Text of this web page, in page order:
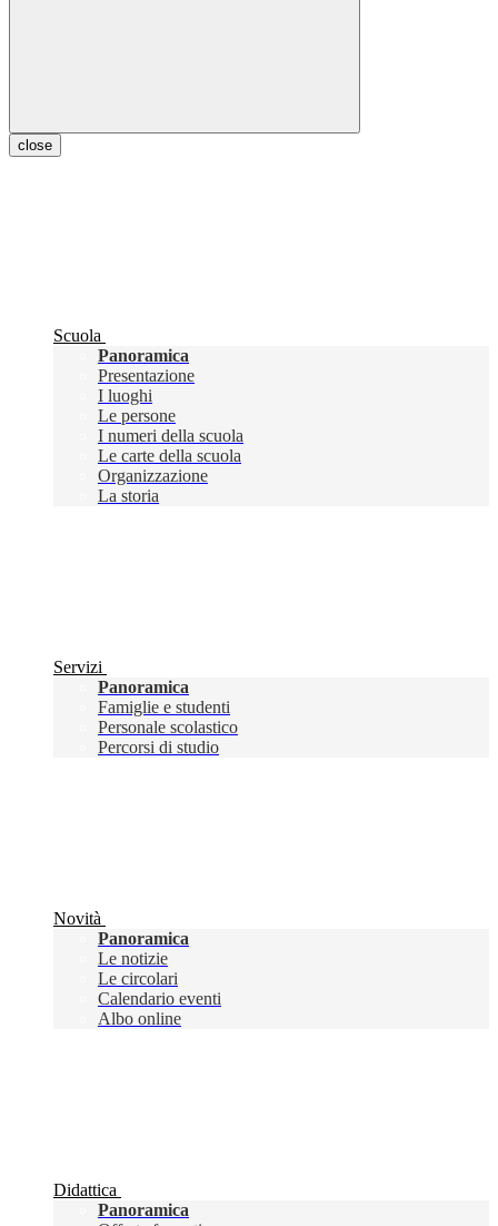
close
Scuola
Panoramica
Presentazione
I luoghi
Le persone
I numeri della scuola
Le carte della scuola
Organizzazione
La storia
Servizi
Panoramica
Famiglie e studenti
Personale scolastico
Percorsi di studio
Novità
Panoramica
Le notizie
Le circolari
Calendario eventi
Albo online
Didattica
Panoramica